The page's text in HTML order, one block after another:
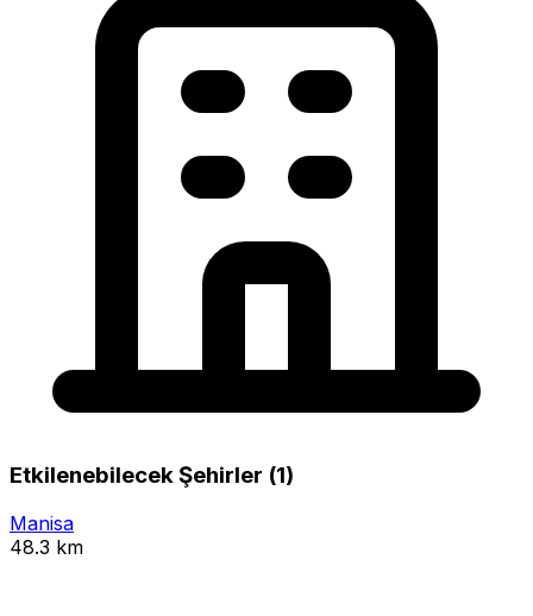
Etkilenebilecek Şehirler (1)
Manisa
48.3 km